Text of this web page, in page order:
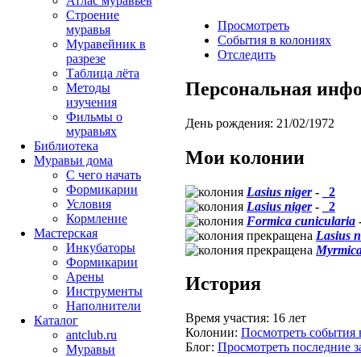
Просмотреть
События в колониях
Отследить
Персональная
День рождения: 21/02/1972
Мои колонии
Lasius niger-
_2
Lasius niger-
_2
Formica cunicularia
Lasius
История
Время участия: 16 лет
Колонии: Посмотреть события
Блог: Просмотреть последние
Строение
муравья
Муравейник в
разрезе
Таблица лёта
Методы
изучения
Фильмы о
муравьях
Библиотека
Муравьи дома
С чего начать
Формикарии
Условия
Кормление
Мастерская
Инкубаторы
Формикарии
Арены
Инструменты
Наполнители
Каталог
antclub.ru
Муравьи